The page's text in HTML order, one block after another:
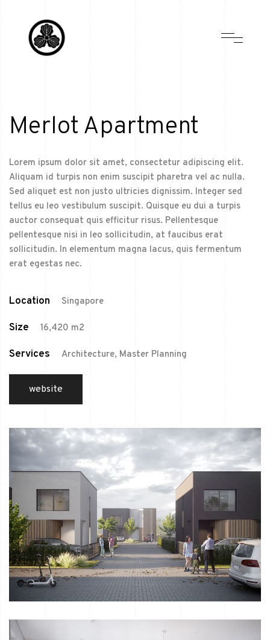
Merlot Apartment
Lorem ipsum dolor sit amet, consectetur adipiscing elit.
Aliquam id turpis non enim suscipit pharetra vel ac nulla.
Sed aliquet est non justo ultricies dignissim. Integer sed
tellus eu leo vestibulum suscipit. Quisque eu dui a turpis
auctor consequat quis efficitur risus. Pellentesque
pellentesque nisi in leo sollicitudin, at faucibus erat
sollicitudin. In elementum magna lacus, quis fermentum
erat egestas nec.
Location Singapore
Size 16,420 m2
Services Architecture, Master Planning
website